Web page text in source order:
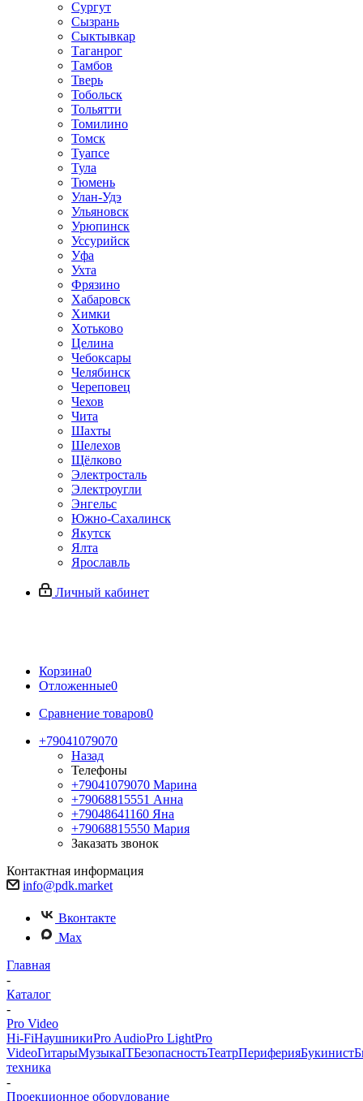
Сургут
Сызрань
Сыктывкар
Таганрог
Тамбов
Тверь
Тобольск
Тольятти
Томилино
Томск
Туапсе
Тула
Тюмень
Улан-Удэ
Ульяновск
Урюпинск
Уссурийск
Уфа
Ухта
Фрязино
Хабаровск
Химки
Хотьково
Целина
Чебоксары
Челябинск
Череповец
Чехов
Чита
Шахты
Шелехов
Щёлково
Электросталь
Электроугли
Энгельс
Южно-Сахалинск
Якутск
Ялта
Ярославль
Личный кабинет
Корзина0
Отложенные0
Сравнение товаров0
+79041079070
Назад
Телефоны
+79041079070 Марина
+79068815551 Анна
+79048641160 Яна
+79068815550 Мария
Заказать звонок
Контактная информация
info@pdk.market
Вконтакте
Max
Главная
-
Каталог
-
Pro Video
Hi-FiНаушникиPro AudioPro LightPro
VideoГитарыМузыкаITБезопасностьТеатрПериферияБукинист
техника
-
Проекционное оборудование